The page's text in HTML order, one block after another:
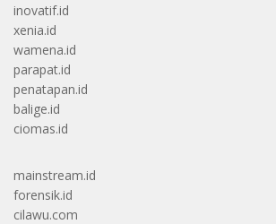
inovatif.id
xenia.id
wamena.id
parapat.id
penatapan.id
balige.id
ciomas.id
mainstream.id
forensik.id
cilawu.com